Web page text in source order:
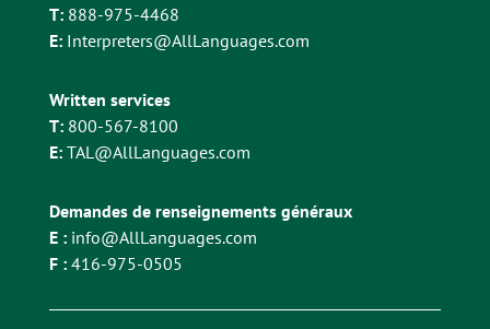
T: 888-975-4468
E: Interpreters@AllLanguages.com
Written services
T: 800-567-8100
E: TAL@AllLanguages.com
Demandes de renseignements généraux
E : info@AllLanguages.com
F :416-975-0505